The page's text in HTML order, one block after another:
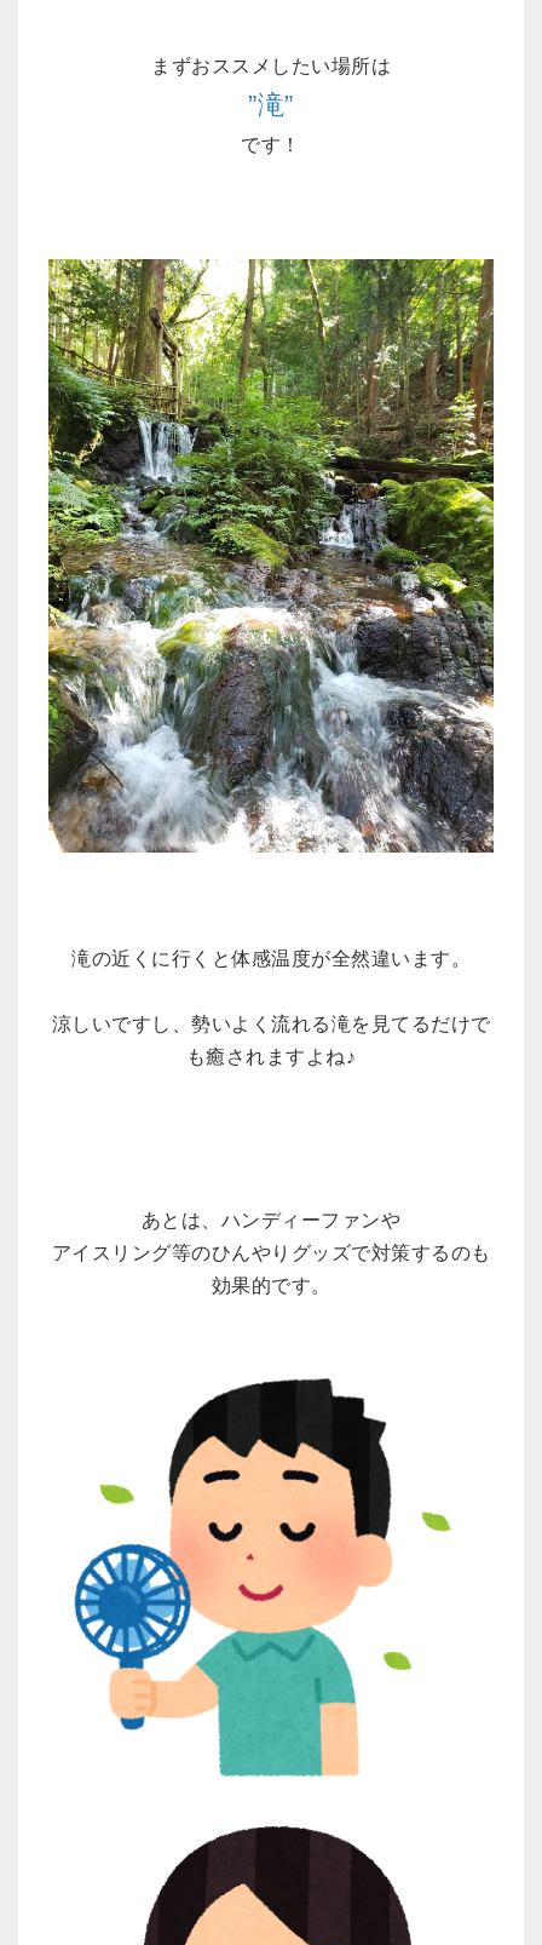
まずおススメしたい場所は
”滝”
です！
滝の近くに行くと体感温度が全然違います。
涼しいですし、勢いよく流れる滝を見てるだけで
も癒されますよね♪
あとは、ハンディーファンや
アイスリング等のひんやりグッズで対策するのも
効果的です。